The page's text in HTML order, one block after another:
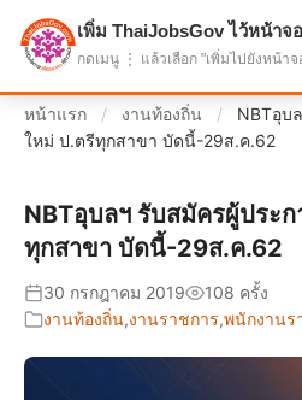
แบ่งปันโอกาส เพื่ออนาคตที่ก้าว
หน้าแรก / งานท้องถิ่น /
NBTอุบ
ใหม่ ป.ตรีทุกสาขา บัดนี้-29ส.ค.62
NBTอุบลฯ รับสมัครผู้ประ
ทุกสาขา บัดนี้-29ส.ค.62
30 กรกฎาคม 2019
108 ครั้ง
งานท้องถิ่น,งานราชการ,พนักงานร
เพิ่ม ThaiJobsGov ไว้หน้าจอ
กดเมนู ⋮ แล้วเลือก "เพิ่มไปยังหน้าจ